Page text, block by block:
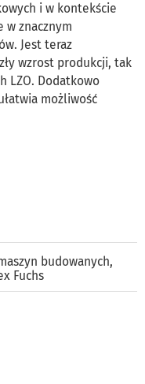
i w kontekście
w znacznym
Jest teraz
wzrost produkcji, tak
LZO. Dodatkowo
możliwość
budowanych,
Fuchs